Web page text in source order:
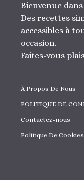
Bienvenue
Des recettes
accessibles à
occasion.
Faites-vous
À Propos De Nous
POLITIQUE DE
Contactez-nous
Politique De Cookies